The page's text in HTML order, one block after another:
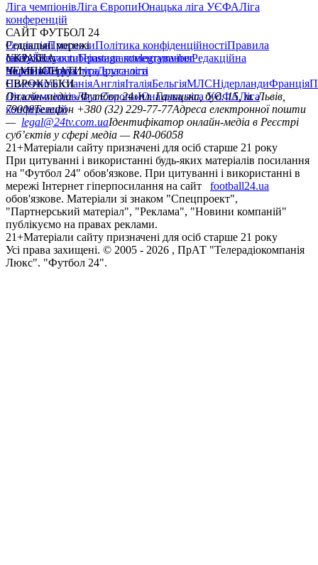
Ліга чемпіонівЛіга ЄвропиЮнацька ліга УЄФАЛіга
конференцій
САЙТ ФУТБОЛ 24
РедакціяПрогнозиПолітика конфіденційностіПравила
сайтуКонтактиПравила коментуванняРедакційна
політикаСтруктура власності
Соціальні мережі
facebookxyoutubeinstagramtelegramviber
УКРАЇНА
УкраїнаПерша лігаДруга ліга
ЧЕМПІОНАТИ
НімеччинаІспаніяАнгліяІталіяБельгіяМЛСНідерландиФранція
ЄВРОКУБКИ
Ліга чемпіонівЛіга ЄвропиЮнацька ліга УЄФАЛіга
конференцій
Онлайн-медіа «Футбол 24»пл. Галицька, буд. 15, м. Львів,
79008Телефон +380 (32) 229-77-77Адреса електронної пошти
— legal@24tv.com.uaІдентифікатор онлайн-медіа в Реєстрі
суб’єктів у сфері медіа — R40-06058
21+Матеріали сайту призначені для осіб старше 21 року
При цитуванні і використанні будь-яких матеріалів посилання
на "Футбол 24" обов'язкове. При цитуванні і використанні в
мережі Інтернет гіперпосилання на сайт
football24.ua
обов'язкове. Матеріали зі знаком "Спецпроект",
"Партнерський матеріал", "Реклама", "Новини компаній"
публікуємо на правах реклами.
21+Матеріали сайту призначені для осіб старше 21 року
Усi права захищенi. © 2005 - 2026 , ПрАТ "Телерадіокомпанія
Люкс". "Футбол 24".